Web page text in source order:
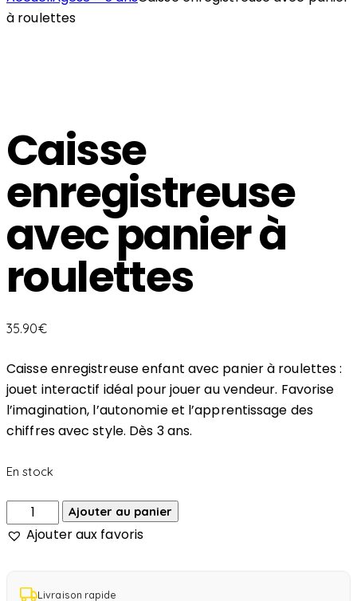
à roulettes
Caisse
enregistreuse
avec panier à
roulettes
35.90€
Caisse enregistreuse enfant avec panier à roulettes :
jouet interactif idéal pour jouer au vendeur. Favorise
l’imagination, l’autonomie et l’apprentissage des
chiffres avec style. Dès 3 ans.
En stock
Ajouter au panier
Ajouter aux favoris
Livraison rapide